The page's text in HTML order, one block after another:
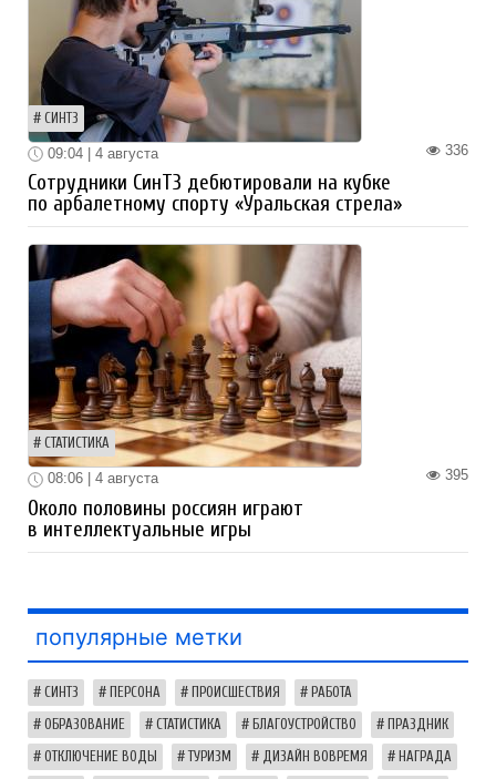
СИНТЗ
336
09:04 | 4 августа
Сотрудники СинТЗ дебютировали на кубке
по арбалетному спорту «Уральская стрела»
СТАТИСТИКА
395
08:06 | 4 августа
Около половины россиян играют
в интеллектуальные игры
популярные метки
СИНТЗ ПЕРСОНА ПРОИСШЕСТВИЯ РАБОТА
ОБРАЗОВАНИЕ СТАТИСТИКА БЛАГОУСТРОЙСТВО ПРАЗДНИК
ОТКЛЮЧЕНИЕ ВОДЫ ТУРИЗМ ДИЗАЙН ВОВРЕМЯ НАГРАДА